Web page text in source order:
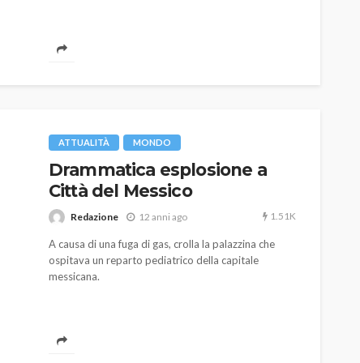
ATTUALITÀ MONDO
Drammatica esplosione a
Città del Messico
Redazione 12 anni ago 1.51K
A causa di una fuga di gas, crolla la palazzina che
ospitava un reparto pediatrico della capitale
messicana.